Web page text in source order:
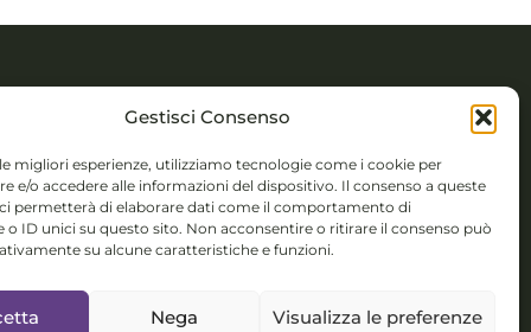
Gestisci Consenso
migliori esperienze, utilizziamo tecnologie come i cookie per
e/o accedere alle informazioni del dispositivo. Il consenso a queste
permetterà di elaborare dati come il comportamento di
o ID unici su questo sito. Non acconsentire o ritirare il consenso può
su alcune caratteristiche e funzioni.
Nega Visualizza le preferenze
per